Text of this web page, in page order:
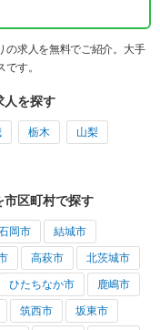
の求人を無料でご紹介。大手
す。
人を探す
栃木 山梨
市区町村で探す
岡市 結城市
高萩市 北茨城市
ひたちなか市 鹿嶋市
筑西市 坂東市